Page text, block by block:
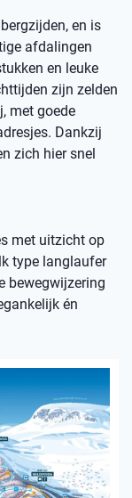
en is
afdalingen
en leuke
zijn zelden
met goede
Dankzij
zich hier snel
met uitzicht op
type langlaufer
bewegwijzering
én